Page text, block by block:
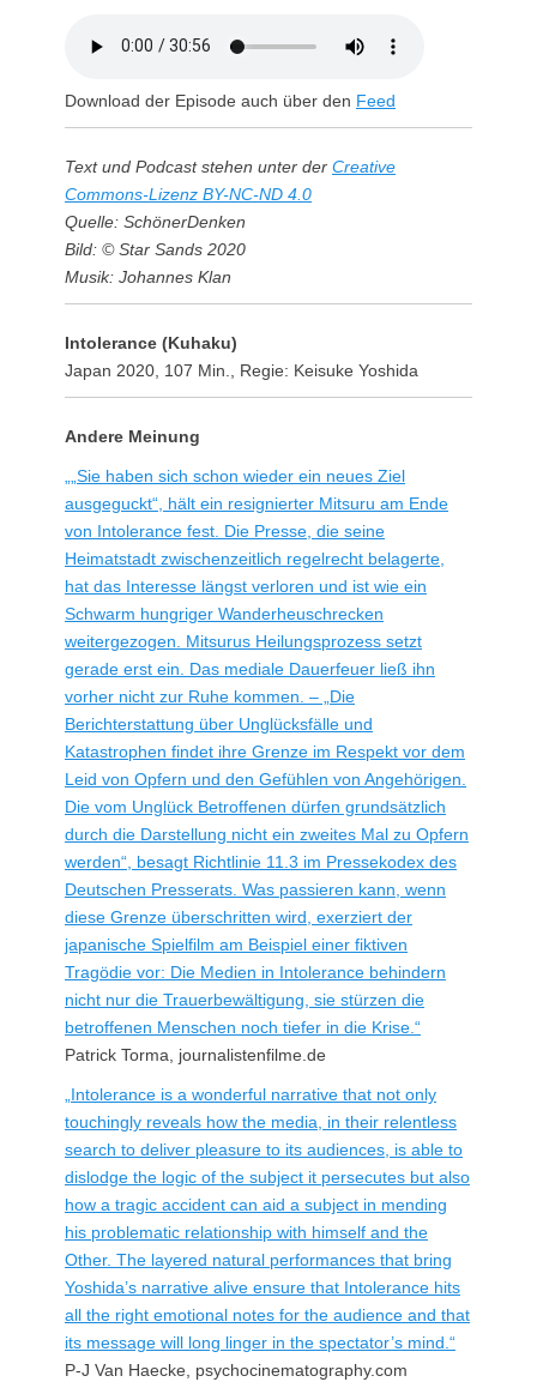
Download der Episode auch über den Feed
Text und Podcast stehen unter der Creative
Commons-Lizenz BY-NC-ND 4.0
Quelle: SchönerDenken
Bild: © Star Sands 2020
Musik: Johannes Klan
Intolerance (Kuhaku)
Japan 2020, 107 Min., Regie: Keisuke Yoshida
Andere Meinung
„„Sie haben sich schon wieder ein neues Ziel
ausgeguckt“, hält ein resignierter Mitsuru am Ende
von Intolerance fest. Die Presse, die seine
Heimatstadt zwischenzeitlich regelrecht belagerte,
hat das Interesse längst verloren und ist wie ein
Schwarm hungriger Wanderheuschrecken
weitergezogen. Mitsurus Heilungsprozess setzt
gerade erst ein. Das mediale Dauerfeuer ließ ihn
vorher nicht zur Ruhe kommen. – „Die
Berichterstattung über Unglücksfälle und
Katastrophen findet ihre Grenze im Respekt vor dem
Leid von Opfern und den Gefühlen von Angehörigen.
Die vom Unglück Betroffenen dürfen grundsätzlich
durch die Darstellung nicht ein zweites Mal zu Opfern
werden“, besagt Richtlinie 11.3 im Pressekodex des
Deutschen Presserats. Was passieren kann, wenn
diese Grenze überschritten wird, exerziert der
japanische Spielfilm am Beispiel einer fiktiven
Tragödie vor: Die Medien in Intolerance behindern
nicht nur die Trauerbewältigung, sie stürzen die
betroffenen Menschen noch tiefer in die Krise.“
Patrick Torma, journalistenfilme.de
„Intolerance is a wonderful narrative that not only
touchingly reveals how the media, in their relentless
search to deliver pleasure to its audiences, is able to
dislodge the logic of the subject it persecutes but also
how a tragic accident can aid a subject in mending
his problematic relationship with himself and the
Other. The layered natural performances that bring
Yoshida’s narrative alive ensure that Intolerance hits
all the right emotional notes for the audience and that
its message will long linger in the spectator’s mind.“
P-J Van Haecke, psychocinematography.com